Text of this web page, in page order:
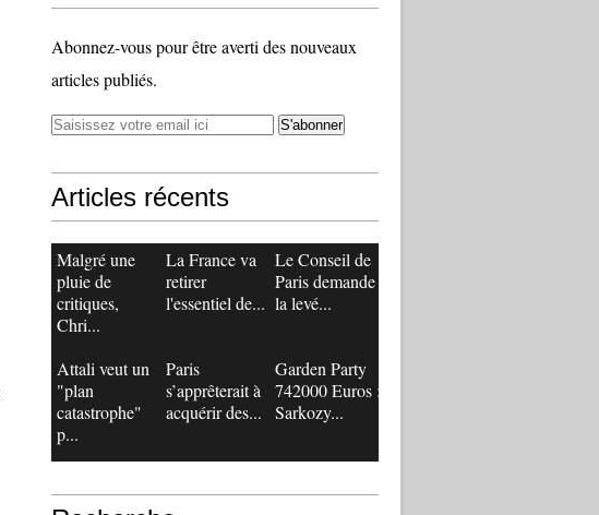
Abonnez-vous pour être averti des nouveaux
articles publiés.
Articles récents
Malgré une
pluie de
critiques,
Chri...
La France va
retirer
l'essentiel de...
Le Conseil de
Paris demande
la levé...
Attali veut un
"plan
catastrophe"
p...
Paris
s’apprêterait à
acquérir des...
Garden Party
742000 Euros :
Sarkozy...